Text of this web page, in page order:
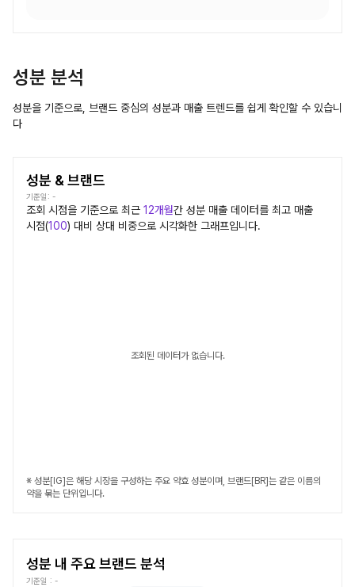
성분 분석
성분을 기준으로, 브랜드 중심의 성분과 매출 트렌드를 쉽게 확인할 수 있습니
다
성분 & 브랜드
기준일: -
조회 시점을 기준으로 최근 12개월간 성분 매출 데이터를 최고 매출
시점(100) 대비 상대 비중으로 시각화한 그래프입니다.
조회된 데이터가 없습니다.
※ 성분[IG]은 해당 시장을 구성하는 주요 약효 성분이며, 브랜드[BR]는 같은 이름의
약을 묶는 단위입니다.
성분 내 주요 브랜드 분석
기준일 : -